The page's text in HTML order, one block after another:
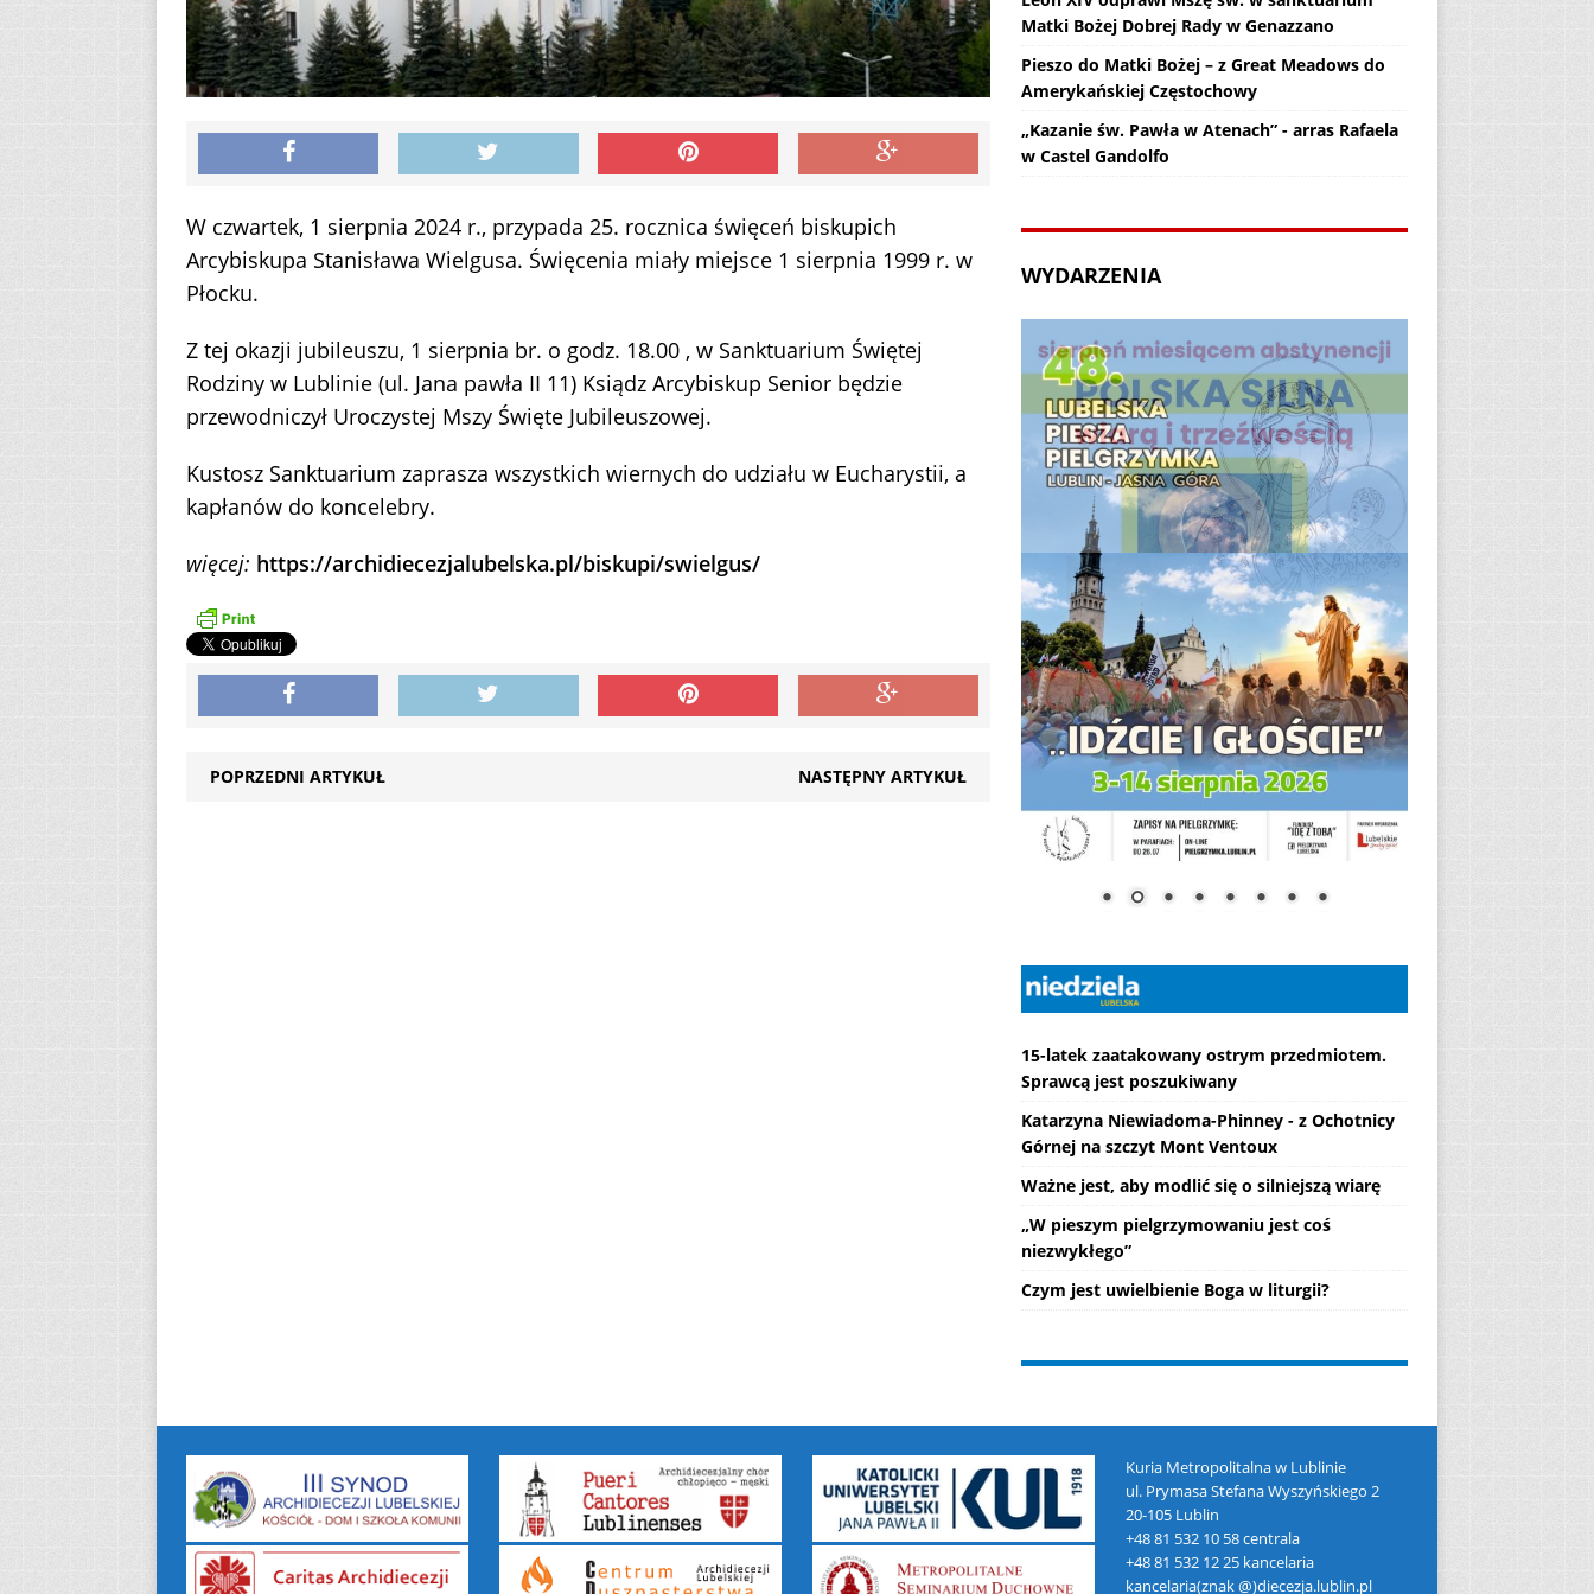
W czwartek, 1 sierpnia 2024 r., przypada 25. rocznica święceń biskupich
Arcybiskupa Stanisława Wielgusa. Święcenia miały miejsce 1 sierpnia 1999 r. w
Płocku.
Z tej okazji jubileuszu, 1 sierpnia br. o godz. 18.00 , w Sanktuarium Świętej
Rodziny w Lublinie (ul. Jana pawła II 11) Ksiądz Arcybiskup Senior będzie
przewodniczył Uroczystej Mszy Święte Jubileuszowej.
Kustosz Sanktuarium zaprasza wszystkich wiernych do udziału w Eucharystii, a
kapłanów do koncelebry.
więcej: https://archidiecezjalubelska.pl/biskupi/swielgus/
POPRZEDNI ARTYKUŁ NASTĘPNY ARTYKUŁ
Matki Bożej Dobrej Rady w Genazzano
Pieszo do Matki Bożej – z Great Meadows do
Amerykańskiej Częstochowy
„Kazanie św. Pawła w Atenach” - arras Rafaela
w Castel Gandolfo
WYDARZENIA
15-latek zaatakowany ostrym przedmiotem.
Sprawcą jest poszukiwany
Katarzyna Niewiadoma-Phinney - z Ochotnicy
Górnej na szczyt Mont Ventoux
Ważne jest, aby modlić się o silniejszą wiarę
„W pieszym pielgrzymowaniu jest coś
niezwykłego”
Czym jest uwielbienie Boga w liturgii?
Kuria Metropolitalna w Lublinie
ul. Prymasa Stefana Wyszyńskiego 2
20-105 Lublin
+48 81 532 10 58 centrala
+48 81 532 12 25 kancelaria
kancelaria(znak @)diecezja.lublin.pl